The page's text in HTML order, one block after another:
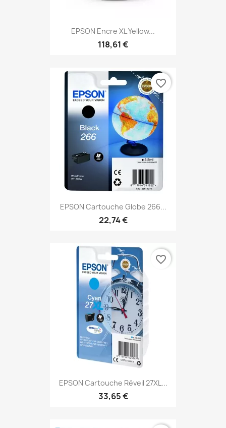
EPSON Encre XL Yellow...
118,61 €
EPSON Cartouche Globe 266...
22,74 €
favorite_border
EPSON Cartouche Réveil 27XL...
33,65 €
favorite_border